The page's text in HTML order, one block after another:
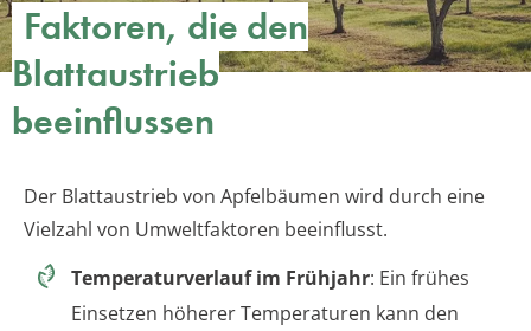
Faktoren, die den
Blattaustrieb
beeinflussen
Der Blattaustrieb von Apfelbäumen wird durch eine
Vielzahl von Umweltfaktoren beeinflusst.
Temperaturverlauf im Frühjahr: Ein frühes
Einsetzen höherer Temperaturen kann den